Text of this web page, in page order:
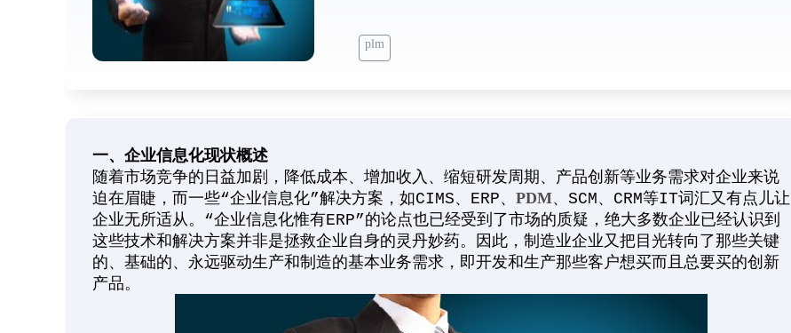
plm
一、企业信息化现状概述
随着市场竞争的日益加剧，降低成本、增加收入、缩短研发周期、产品创新等业务需求对企业来说
迫在眉睫，而一些“企业信息化”解决方案，如CIMS、ERP、 PDM、SCM、CRM等IT词汇又有点儿让
企业无所适从。“企业信息化惟有ERP”的论点也已经受到了市场的质疑，绝大多数企业已经认识到
这些技术和解决方案并非是拯救企业自身的灵丹妙药。因此，制造业企业又把目光转向了那些关键
的、基础的、永远驱动生产和制造的基本业务需求，即开发和生产那些客户想买而且总要买的创新
产品。